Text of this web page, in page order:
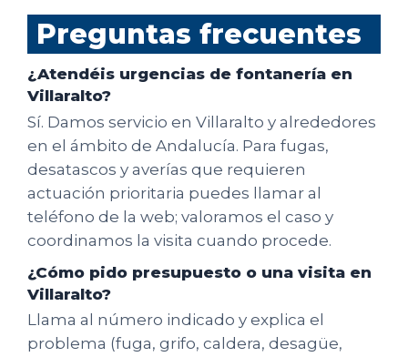
Preguntas frecuentes
¿Atendéis urgencias de fontanería en
Villaralto?
Sí. Damos servicio en Villaralto y alrededores
en el ámbito de Andalucía. Para fugas,
desatascos y averías que requieren
actuación prioritaria puedes llamar al
teléfono de la web; valoramos el caso y
coordinamos la visita cuando procede.
¿Cómo pido presupuesto o una visita en
Villaralto?
Llama al número indicado y explica el
problema (fuga, grifo, caldera, desagüe,